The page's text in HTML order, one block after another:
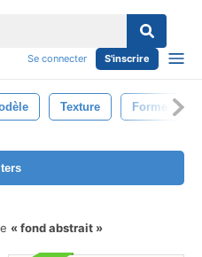
Se connecter S'inscrire
Texture Forme
fond abstrait